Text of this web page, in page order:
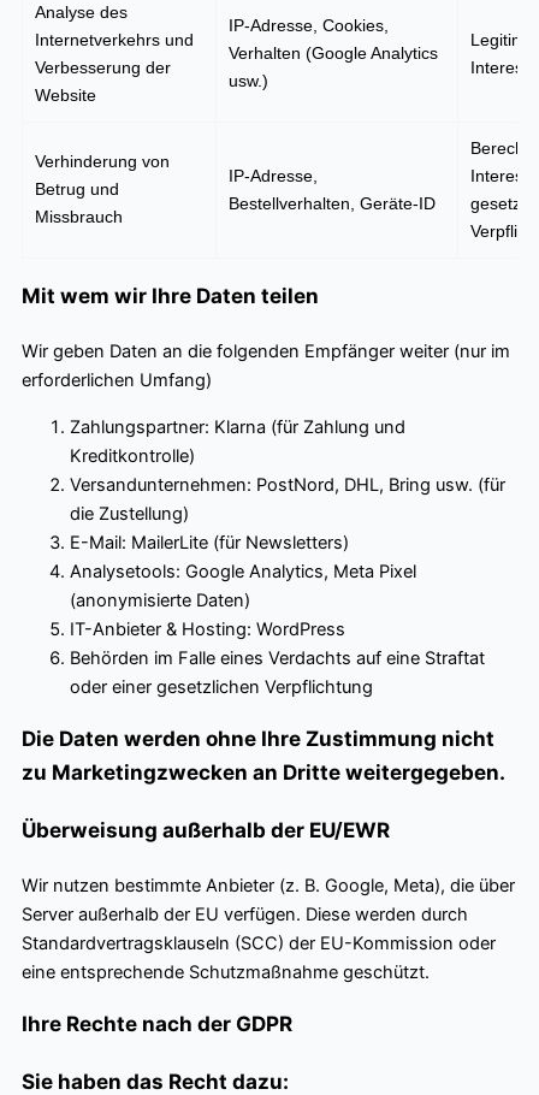
Analyse des
Internetverkehrs und
Verbesserung der
Website
IP-Adresse, Cookies,
Verhalten (Google Analytics
usw.)
Verhinderung von
Betrug und
Missbrauch
IP-Adresse,
Bestellverhalten, Geräte-ID
Mit wem wir Ihre Daten teilen
Wir geben Daten an die folgenden Empfänger weiter (nur im
erforderlichen Umfang)
Zahlungspartner: Klarna (für Zahlung und
Kreditkontrolle)
Versandunternehmen: PostNord, DHL, Bring usw. (für
die Zustellung)
E-Mail: MailerLite (für Newsletters)
Analysetools: Google Analytics, Meta Pixel
(anonymisierte Daten)
IT-Anbieter & Hosting: WordPress
Behörden im Falle eines Verdachts auf eine Straftat
oder einer gesetzlichen Verpflichtung
Die Daten werden ohne Ihre Zustimmung nicht
zu Marketingzwecken an Dritte weitergegeben.
Überweisung außerhalb der EU/EWR
Wir nutzen bestimmte Anbieter (z. B. Google, Meta), die über
Server außerhalb der EU verfügen. Diese werden durch
Standardvertragsklauseln (SCC) der EU-Kommission oder
eine entsprechende Schutzmaßnahme geschützt.
Ihre Rechte nach der GDPR
Sie haben das Recht dazu: